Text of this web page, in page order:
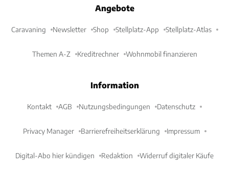
Angebote
Caravaning Newsletter Shop Stellplatz-App Stellplatz-Atlas
Themen A-Z Kreditrechner Wohnmobil finanzieren
Information
Kontakt AGB Nutzungsbedingungen Datenschutz
Privacy Manager Barrierefreiheitserklärung Impressum
Digital-Abo hier kündigen Redaktion Widerruf digitaler Käufe